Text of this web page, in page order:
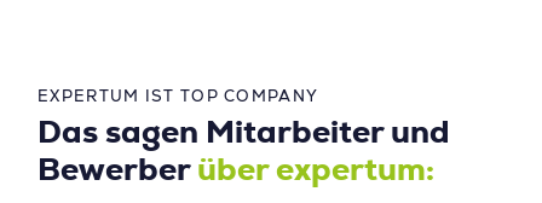
EXPERTUM IST TOP COMPANY
Das sagen Mitarbeiter und
Bewerber über expertum: